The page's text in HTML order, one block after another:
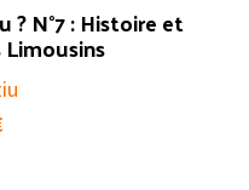
? N°7 : Histoire et